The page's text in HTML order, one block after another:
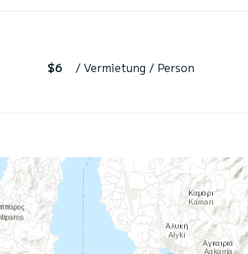
$6 / Vermietung / Person